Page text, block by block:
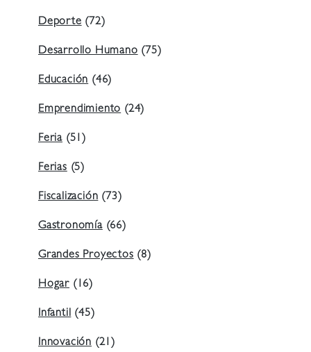
Deporte(72)
Desarrollo Humano(75)
Educación(46)
Emprendimiento(24)
Feria (51)
Ferias(5)
Fiscalización(73)
Gastronomía(66)
Grandes Proyectos(8)
Hogar (16)
Infantil(45)
Innovación (21)